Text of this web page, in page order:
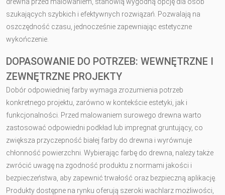
szukających szybkich i efektywnych rozwiązań. Pozwalają na
oszczędność czasu, jednocześnie zapewniając estetyczne
wykończenie.
DOPASOWANIE DO POTRZEB: WEWNĘTRZNE I
ZEWNĘTRZNE PROJEKTY
Dobór odpowiedniej farby wymaga zrozumienia potrzeb
konkretnego projektu, zarówno w kontekście estetyki, jak i
funkcjonalności. Przed malowaniem surowego drewna warto
zastosować odpowiedni podkład lub impregnat gruntujący, co
zwiększa przyczepność białej farby do drewna i wyrównuje
chłonność powierzchni. Wybierając farbę do drewna, należy także
zwrócić uwagę na zgodność produktu z normami jakości i
bezpieczeństwa, aby zapewnić trwałość oraz bezpieczną aplikację.
Produkty dostępne na rynku oferują szeroki wachlarz możliwości,